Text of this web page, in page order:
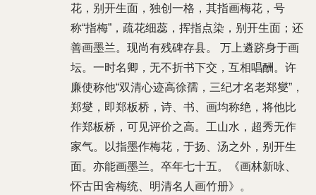
花，别开生面，独创一格，其指画梅花，号
称“指梅”，疏花细蕊，挥指点染，别开生面；还
善画墨兰。现尚有残碑存县。 万上遴跻身于画
坛。一时名卿，无不折书下交，互相唱酬。许
廉使称他“双清心迹高徐孺，三纪才名老郑燮”，
郑燮，即郑板桥，诗、书、画均称绝，将他比
作郑板桥，可见评价之高。工山水，超秀无作
家气。以指墨作梅花，于扬、汤之外，别开生
面。亦能画墨兰。卒年七十五。《画林新咏、
怀古田舍梅统、明清名人画竹册》。